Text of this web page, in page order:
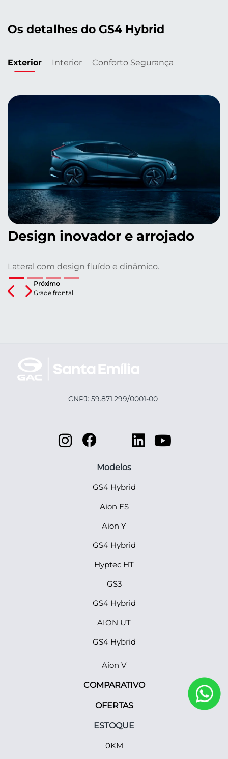
Os detalhes do GS4 Hybrid
Exterior Interior Conforto Segurança
Design inovador e arrojado
Lateral com design fluído e dinâmico.
Previous
Next
Próximo
Grade frontal
CNPJ: 59.871.299/0001-00
Modelos
GS4 Hybrid
Aion ES
Aion Y
GS4 Hybrid
Hyptec HT
GS3
GS4 Hybrid
AION UT
GS4 Hybrid
Aion V
COMPARATIVO
OFERTAS
ESTOQUE
0KM